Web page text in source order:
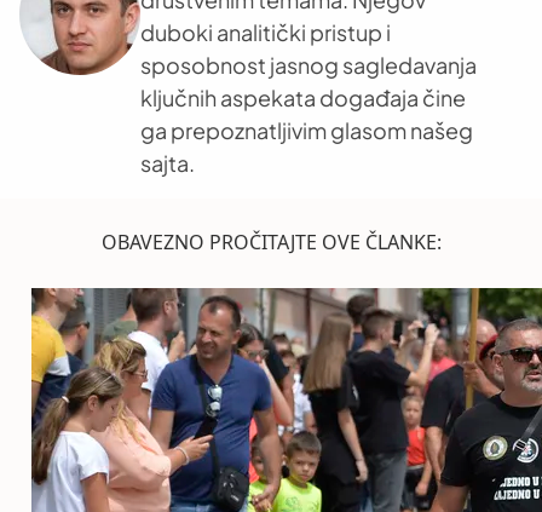
duboki analitički pristup i
sposobnost jasnog sagledavanja
ključnih aspekata događaja čine
ga prepoznatljivim glasom našeg
sajta.
OBAVEZNO PROČITAJTE OVE ČLANKE: